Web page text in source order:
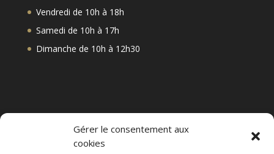
Gérer le consentement aux
cookies
Vendredi de 10h à 18h
Samedi de 10h à 17h
Dimanche de 10h à 12h30
CONTACT